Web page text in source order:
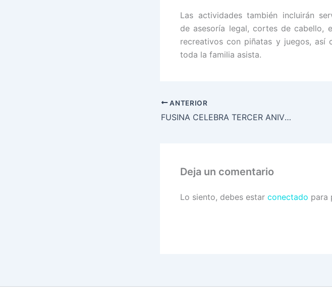
Las actividades también incluirán
de asesoría legal, cortes de cabello,
recreativos con piñatas y juegos, así
toda la familia asista.
ANTERIOR
FUSINA CELEBRA TERCER ANIVERSARIO CON INTENSOS OPERATIVOS EN TODO EL TERRITORIO NACIONAL
Deja un comentario
Lo siento, debes estar conectado para